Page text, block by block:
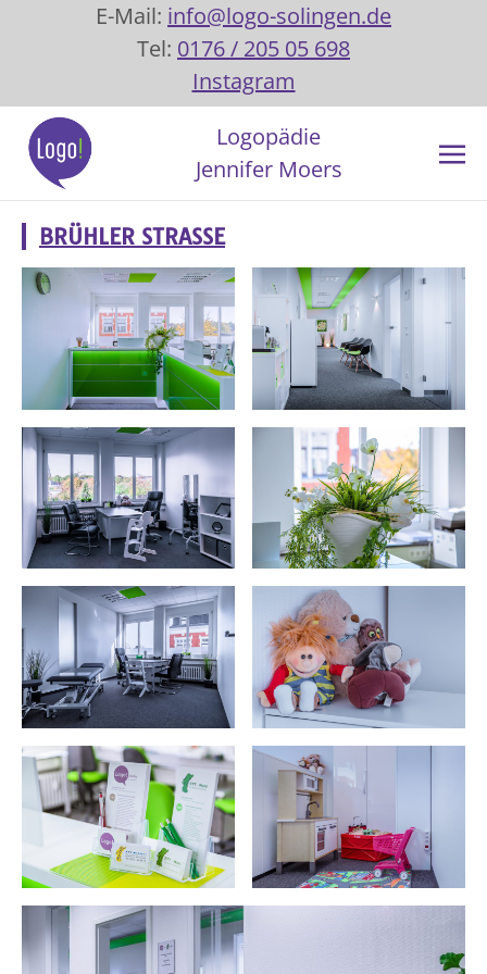
E-Mail: info@logo-solingen.de
Tel: 0176 / 205 05 698
Instagram
Logopädie
Jennifer Moers
BRÜHLER STRASSE